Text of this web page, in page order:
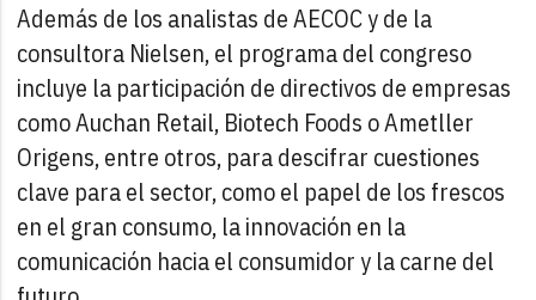
Además de los analistas de AECOC y de la
consultora Nielsen, el programa del congreso
incluye la participación de directivos de empresas
como Auchan Retail, Biotech Foods o Ametller
Origens, entre otros, para descifrar cuestiones
clave para el sector, como el papel de los frescos
en el gran consumo, la innovación en la
comunicación hacia el consumidor y la carne del